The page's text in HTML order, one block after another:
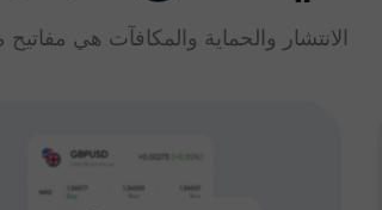
الانتشار والحماية والمكافآت هي مفاتيح